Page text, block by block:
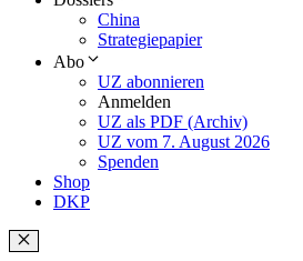
China
Strategiepapier
Abo
UZ abonnieren
Anmelden
UZ als PDF (Archiv)
UZ vom 7. August 2026
Spenden
Shop
DKP
Schließen